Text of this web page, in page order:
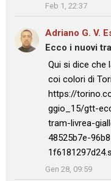
Feb 1, 22:37
Adriano G. V.
Ecco i nuovi
: “
Qui si dice che
coi colori di
https://
ggio_15/gtt-
tram-livrea-
48525b7e-
Gen 28, 09:59